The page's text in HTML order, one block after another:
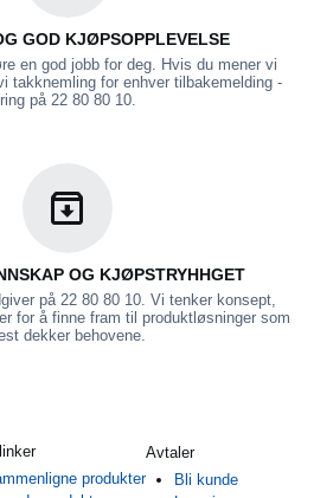
GOD KJØPSOPPLEVELSE
en god jobb for deg. Hvis du mener vi
takknemling for enhver tilbakemelding -
ring på 22 80 80 10.
OG KJØPSTRYHHGET
på 22 80 80 10. Vi tenker konsept,
for å finne fram til produktløsninger som
dekker behovene.
produkter
Avtaler
Bli kunde